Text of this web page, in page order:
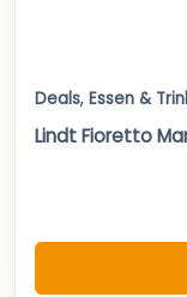
Deals, Essen &
Lindt Fioretto